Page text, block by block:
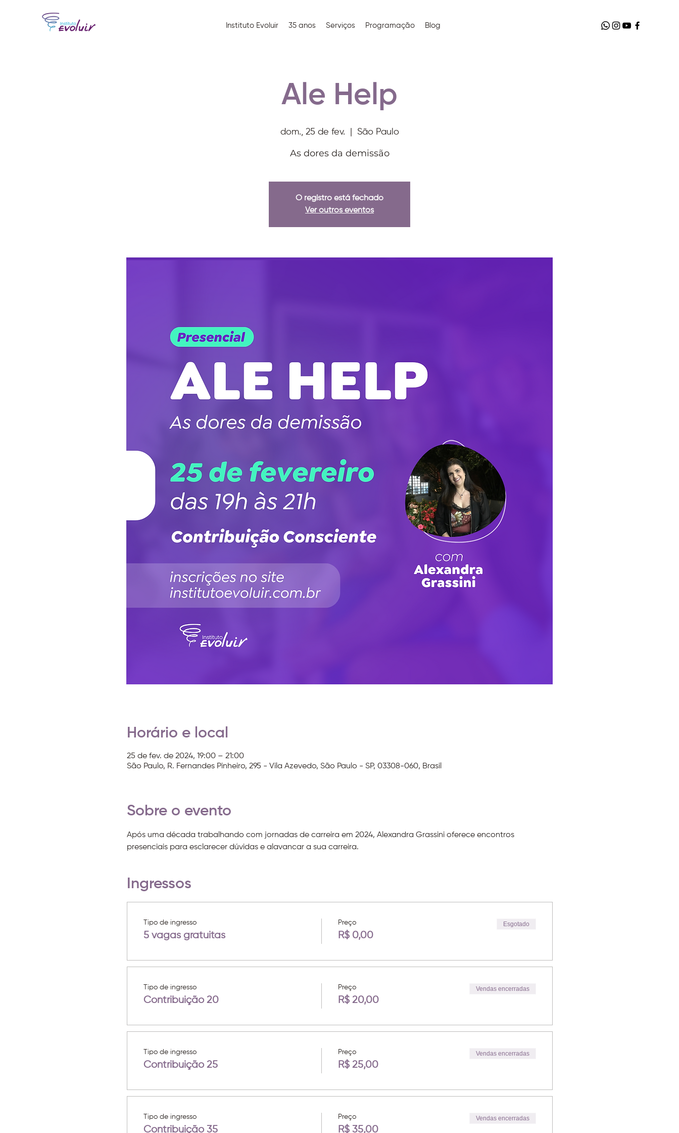
Instituto Evoluir 35 anos Serviços Programação Blog
Ale Help
dom., 25 de fev. São Paulo
As dores da demissão
O registro está fechado
Ver outros eventos
Horário e local
25 de fev. de 2024, 19:00 – 21:00
São Paulo, R. Fernandes Pinheiro, 295 - Vila Azevedo, São Paulo - SP, 03308-060, Brasil
Sobre o evento
Após uma década trabalhando com jornadas de carreira em 2024, Alexandra Grassini oferece encontros
presenciais para esclarecer dúvidas e alavancar a sua carreira.
Ingressos
Tipo de ingresso
5 vagas gratuitas
Preço
R$ 0,00
Esgotado
Tipo de ingresso
Contribuição 20
Preço
R$ 20,00
Vendas encerradas
Tipo de ingresso
Contribuição 25
Preço
R$ 25,00
Vendas encerradas
Tipo de ingresso
Contribuição 35
Preço
R$ 35,00
Vendas encerradas